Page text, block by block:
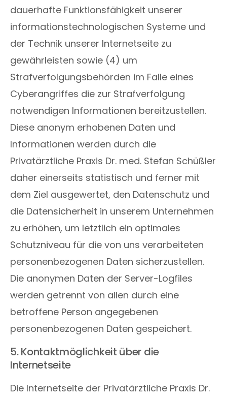
dauerhafte Funktionsfähigkeit unserer
informationstechnologischen Systeme und
der Technik unserer Internetseite zu
gewährleisten sowie (4) um
Strafverfolgungsbehörden im Falle eines
Cyberangriffes die zur Strafverfolgung
notwendigen Informationen bereitzustellen.
Diese anonym erhobenen Daten und
Informationen werden durch die
Privatärztliche Praxis Dr. med. Stefan Schüßler
daher einerseits statistisch und ferner mit
dem Ziel ausgewertet, den Datenschutz und
die Datensicherheit in unserem Unternehmen
zu erhöhen, um letztlich ein optimales
Schutzniveau für die von uns verarbeiteten
personenbezogenen Daten sicherzustellen.
Die anonymen Daten der Server-Logfiles
werden getrennt von allen durch eine
betroffene Person angegebenen
personenbezogenen Daten gespeichert.
5. Kontaktmöglichkeit über die
Internetseite
Die Internetseite der Privatärztliche Praxis Dr.